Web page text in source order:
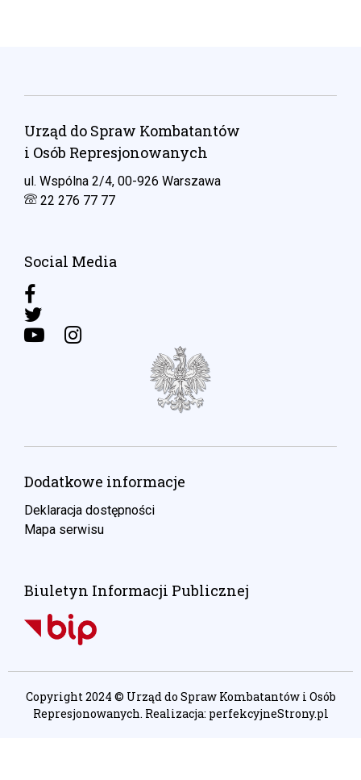
Urząd do Spraw Kombatantów
i Osób Represjonowanych
ul. Wspólna 2/4, 00-926 Warszawa
22 276 77 77
Social Media
Dodatkowe informacje
Deklaracja dostępności
Mapa serwisu
Biuletyn Informacji Publicznej
Copyright 2024 © Urząd do Spraw Kombatantów i Osób
Represjonowanych. Realizacja: perfekcyjneStrony.pl